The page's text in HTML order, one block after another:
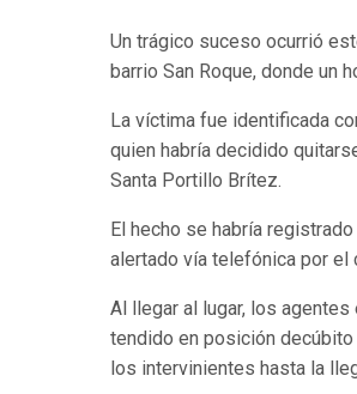
Un trágico suceso ocurrió
barrio San Roque, donde un
La víctima fue identificada
quien habría decidido
Santa Portillo Brítez.
El hecho se habría
alertado vía telefónica por el
Al llegar al lugar, los
tendido en posición decúbito
los intervinientes hasta la